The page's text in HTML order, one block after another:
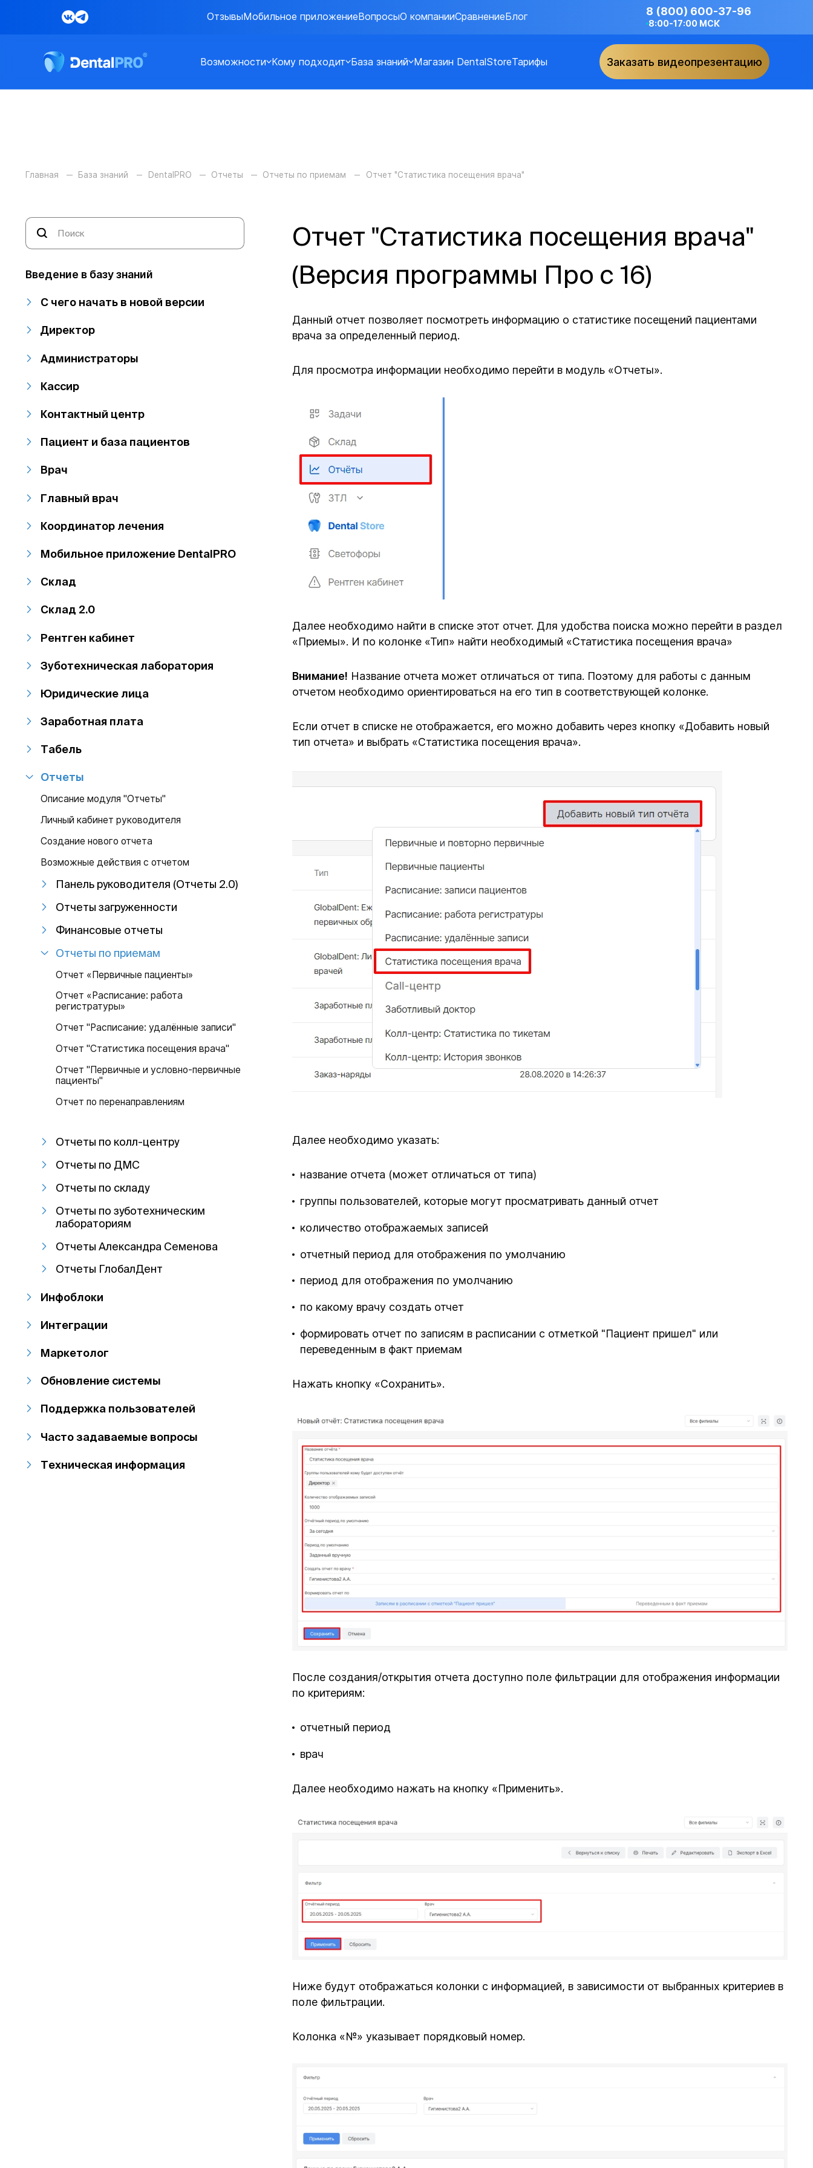
ОтзывыМобильное приложениеВопросыО компанииСравнениеБлог 8 (800) 600-37-96
8:00-17:00 МСК
Возможности Кому подходит База знаний Магазин DentalStoreТарифы Заказать видеопрезентацию
Главная База знаний DentalPRO Отчеты Отчеты по приемам Отчет "Статистика посещения врача"
Введение в базу знаний
С чего начать в новой версии
Директор
Администраторы
Кассир
Контактный центр
Пациент и база пациентов
Врач
Главный врач
Координатор лечения
Мобильное приложение DentalPRO
Склад
Склад 2.0
Рентген кабинет
Зуботехническая лаборатория
Юридические лица
Заработная плата
Табель
Отчеты
Описание модуля "Отчеты"
Личный кабинет руководителя
Создание нового отчета
Возможные действия с отчетом
Панель руководителя (Отчеты 2.0)
Отчеты загруженности
Финансовые отчеты
Отчеты по приемам
Отчет «Первичные пациенты»
Отчет «Расписание: работа
регистратуры»
Отчет "Расписание: удалённые записи"
Отчет "Статистика посещения врача"
Отчет "Первичные и условно-первичные
пациенты"
Отчет по перенаправлениям
Отчеты по колл-центру
Отчеты по ДМС
Отчеты по складу
Отчеты по зуботехническим
лабораториям
Отчеты Александра Семенова
Отчеты ГлобалДент
Инфоблоки
Интеграции
Маркетолог
Обновление системы
Поддержка пользователей
Часто задаваемые вопросы
Техническая информация
Отчет "Статистика посещения врача"
(Версия программы Про с 16)
Данный отчет позволяет посмотреть информацию о статистике посещений пациентами
врача за определенный период.
Для просмотра информации необходимо перейти в модуль «Отчеты».
Далее необходимо найти в списке этот отчет. Для удобства поиска можно перейти в раздел
«Приемы». И по колонке «Тип» найти необходимый «Статистика посещения врача»
Внимание! Название отчета может отличаться от типа. Поэтому для работы с данным
отчетом необходимо ориентироваться на его тип в соответствующей колонке.
Если отчет в списке не отображается, его можно добавить через кнопку «Добавить новый
тип отчета» и выбрать «Статистика посещения врача».
Далее необходимо указать:
название отчета (может отличаться от типа)
группы пользователей, которые могут просматривать данный отчет
количество отображаемых записей
отчетный период для отображения по умолчанию
период для отображения по умолчанию
по какому врачу создать отчет
формировать отчет по записям в расписании с отметкой "Пациент пришел" или
переведенным в факт приемам
Нажать кнопку «Сохранить».
После создания/открытия отчета доступно поле фильтрации для отображения информации
по критериям:
отчетный период
врач
Далее необходимо нажать на кнопку «Применить».
Ниже будут отображаться колонки с информацией, в зависимости от выбранных критериев в
поле фильтрации.
Колонка «№» указывает порядковый номер.